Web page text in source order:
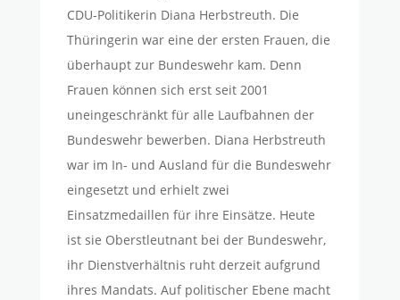
CDU-Politikerin Diana Herbstreuth. Die
Thüringerin war eine der ersten Frauen, die
überhaupt zur Bundeswehr kam. Denn
Frauen können sich erst seit 2001
uneingeschränkt für alle Laufbahnen der
Bundeswehr bewerben. Diana Herbstreuth
war im In- und Ausland für die Bundeswehr
eingesetzt und erhielt zwei
Einsatzmedaillen für ihre Einsätze. Heute
ist sie Oberstleutnant bei der Bundeswehr,
ihr Dienstverhältnis ruht derzeit aufgrund
ihres Mandats. Auf politischer Ebene macht